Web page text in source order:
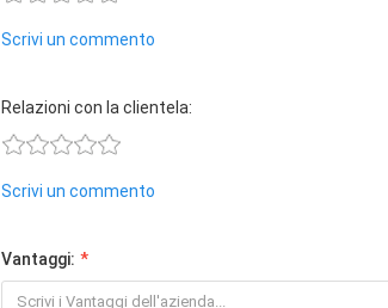
Scrivi un commento
Relazioni con la clientela:
Scrivi un commento
Vantaggi: